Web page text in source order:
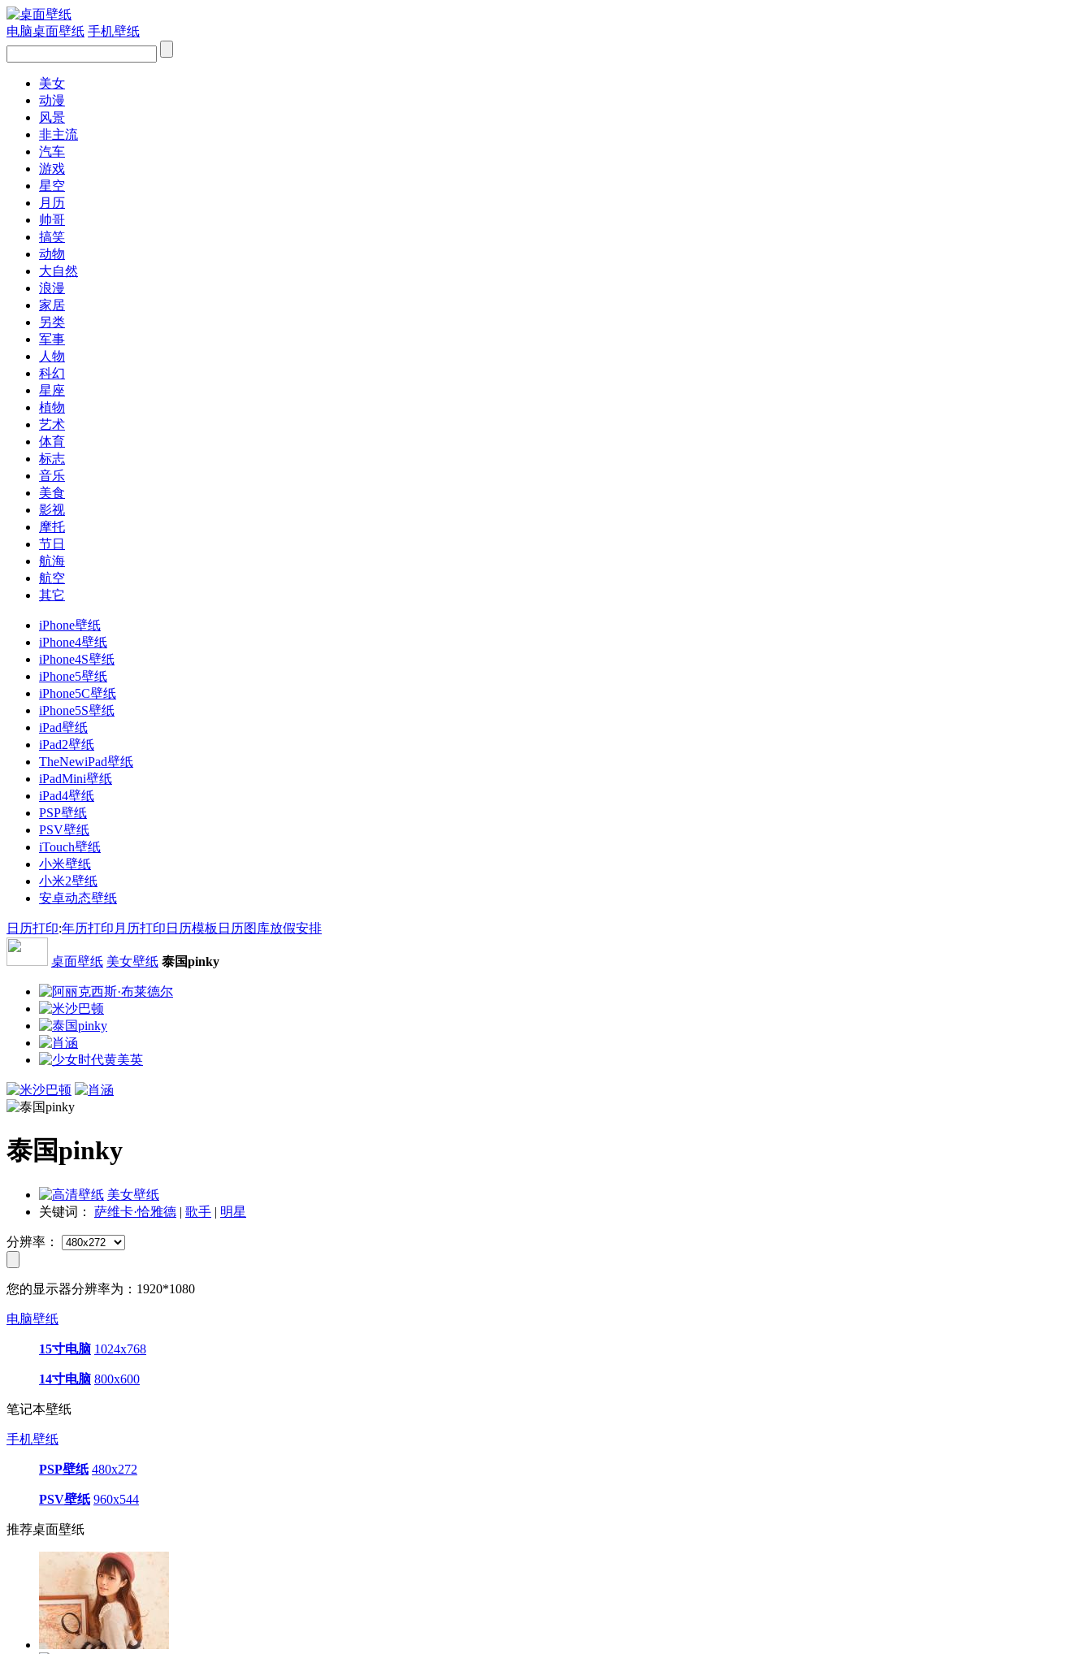
电脑桌面壁纸 手机壁纸
美女
动漫
风景
非主流
汽车
游戏
星空
月历
帅哥
搞笑
动物
大自然
浪漫
家居
另类
军事
人物
科幻
星座
植物
艺术
体育
标志
音乐
美食
影视
摩托
节日
航海
航空
其它
iPhone壁纸
iPhone4壁纸
iPhone4S壁纸
iPhone5壁纸
iPhone5C壁纸
iPhone5S壁纸
iPad壁纸
iPad2壁纸
TheNewiPad壁纸
iPadMini壁纸
iPad4壁纸
PSP壁纸
PSV壁纸
iTouch壁纸
小米壁纸
小米2壁纸
安卓动态壁纸
日历打印:年历打印 月历打印 日历模板 日历图库放假安排
桌面壁纸 美女壁纸 泰国pinky
泰国pinky
美女壁纸
关键词： 萨维卡·恰雅德 | 歌手 | 明星
分辨率：
您的显示器分辨率为： 1920*1080
电脑壁纸
15寸电脑 1024x768
14寸电脑 800x600
笔记本壁纸
手机壁纸
PSP壁纸 480x272
PSV壁纸 960x544
推荐桌面壁纸